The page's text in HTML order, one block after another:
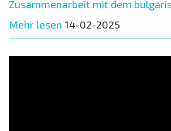
Zusammenarbeit mit dem
Mehr lesen 14-02-2025